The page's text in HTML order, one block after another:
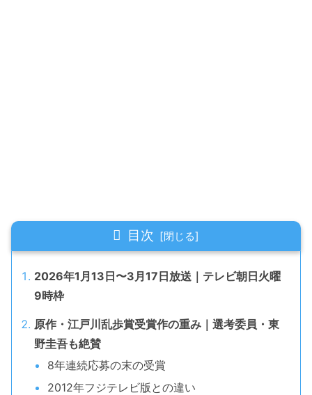
目次
2026年1月13日〜3月17日放送｜テレビ朝日火曜
9時枠
原作・江戸川乱歩賞受賞作の重み｜選考委員・東
野圭吾も絶賛
8年連続応募の末の受賞
2012年フジテレビ版との違い